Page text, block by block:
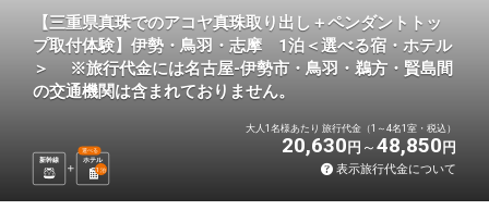
【三重県真珠でのアコヤ真珠取り出し＋ペンダントトッ
プ取付体験】伊勢・鳥羽・志摩 1泊＜選べる宿・ホテル
＞ ※旅行代金には名古屋-伊勢市・鳥羽・鵜方・賢島間
の交通機関は含まれておりません。
新幹線 ホテル
選べる
1 泊
大人1名様あたり 旅行代金（1～4名1室・税込）
20,630 円 48,850 円
表示旅行代金について